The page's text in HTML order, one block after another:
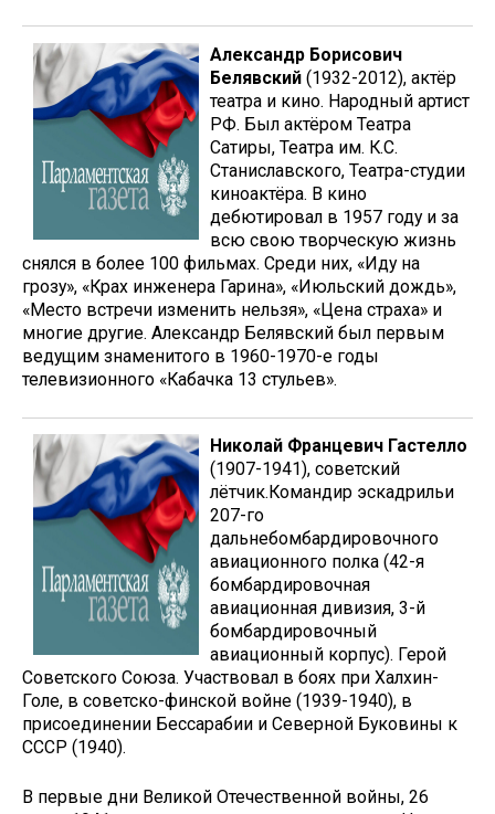
Александр Борисович
Белявский (1932-2012), актёр
театра и кино. Народный артист
РФ. Был актёром Театра
Сатиры, Театра им. К.С.
Станиславского, Театра-студии
киноактёра. В кино
дебютировал в 1957 году и за
всю свою творческую жизнь
снялся в более 100 фильмах. Среди них, «Иду на
грозу», «Крах инженера Гарина», «Июльский дождь»,
«Место встречи изменить нельзя», «Цена страха» и
многие другие. Александр Белявский был первым
ведущим знаменитого в 1960-1970-е годы
телевизионного «Кабачка 13 стульев».
Николай Францевич Гастелло
(1907-1941), советский
лётчик.Командир эскадрильи
207-го
дальнебомбардировочного
авиационного полка (42-я
бомбардировочная
авиационная дивизия, 3-й
бомбардировочный
авиационный корпус). Герой
Советского Союза. Участвовал в боях при Халхин-
Голе, в советско-финской войне (1939-1940), в
присоединении Бессарабии и Северной Буковины к
СССР (1940).
В первые дни Великой Отечественной войны, 26